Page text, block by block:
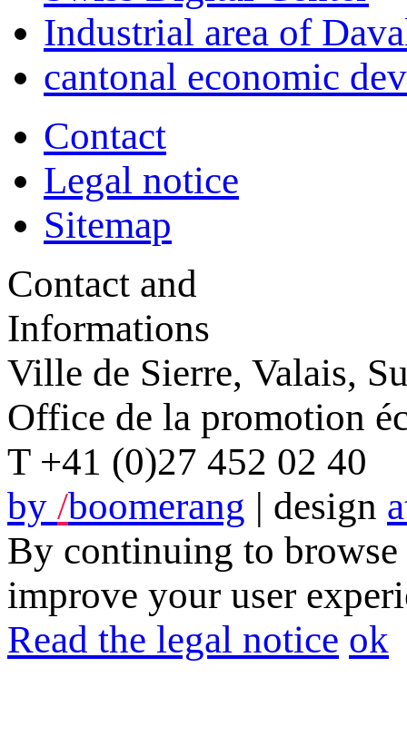
Industrial area of
cantonal economic
Contact
Legal notice
Sitemap
Contact and
Informations
Ville de Sierre, Valais,
Office de la promotion
T +41 (0)27 452 02 40
by /boomerang | design
By continuing to browse
improve your user
Read the legal notice ok